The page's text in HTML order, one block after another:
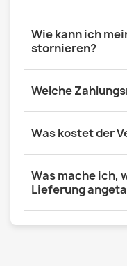
Wie kann ich
stornieren?
Welche
Was kostet der
Was mache ich,
Lieferung